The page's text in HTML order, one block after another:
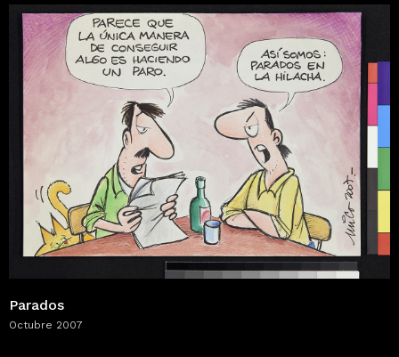
Parados
Octubre 2007